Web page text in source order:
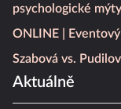
psychologické mýty
ONLINE
Szabová vs.
Aktuálně